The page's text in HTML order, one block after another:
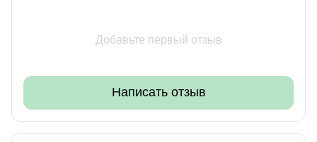
Добавьте первый отзыв
Написать отзыв